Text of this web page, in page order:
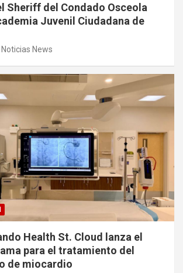
Sheriff del Condado Osceola
Juvenil Ciudadana de
Noticias News
Health St. Cloud lanza el
para el tratamiento del
de miocardio